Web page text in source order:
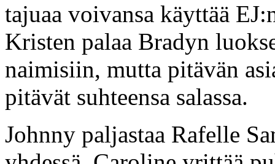
tajuaa voivansa käyttää
Kristen palaa Bradyn
naimisiin, mutta pitävän
pitävät suhteensa salassa.
Johnny paljastaa Rafelle